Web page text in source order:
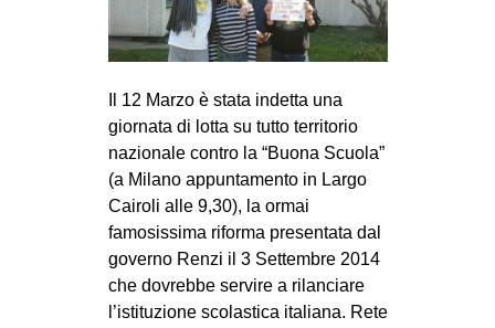
MSM
STUDENTI TSUNAMI
ZAM
MILANO
MOBILITAZIONI
SPAZI
SPORT POPOLARE
MOVIMENTI
Il 12 Marzo è stata indetta una
giornata di lotta su tutto territorio
nazionale contro la “Buona Scuola”
(a Milano appuntamento in Largo
Cairoli alle 9,30), la ormai
famosissima riforma presentata dal
governo Renzi il 3 Settembre 2014
che dovrebbe servire a rilanciare
l’istituzione scolastica italiana. Rete